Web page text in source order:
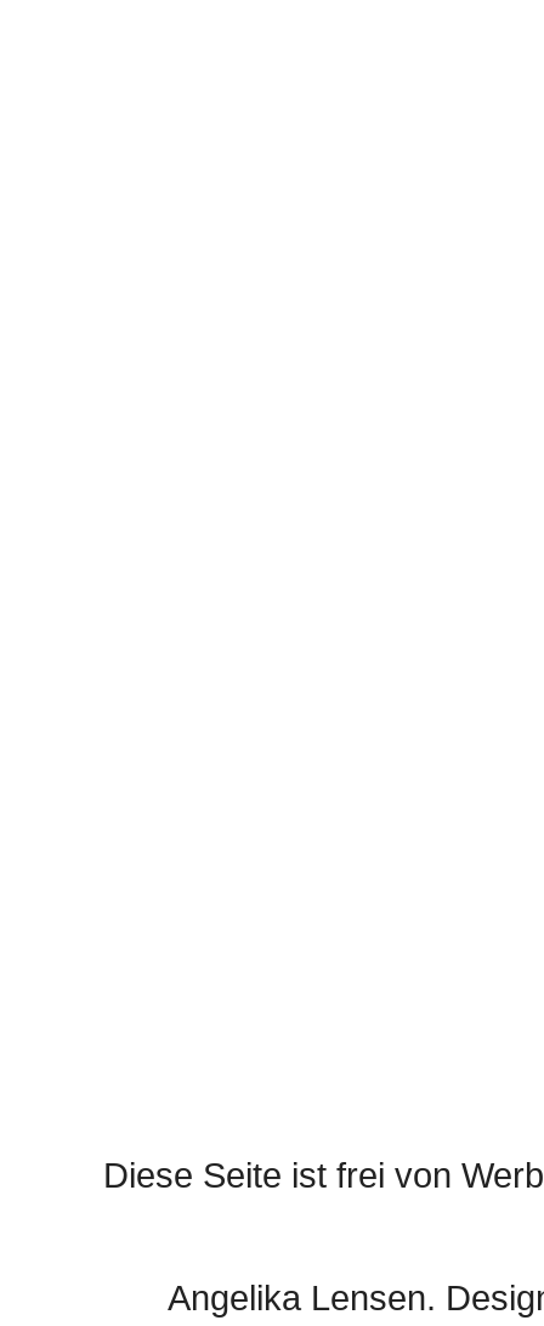
Diese Seite ist frei von
Angelika Lensen.